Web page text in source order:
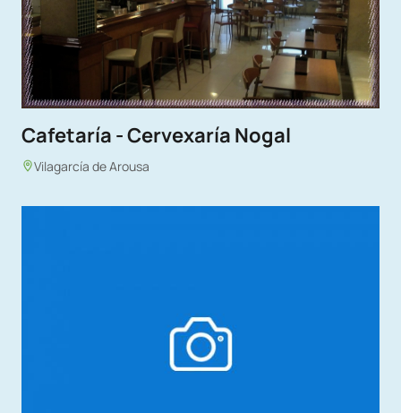
Cafetaría - Cervexaría Nogal
Vilagarcía de Arousa